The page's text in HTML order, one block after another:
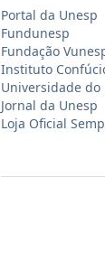
Portal da Unesp
Fundunesp
Fundação
Instituto
Universidade do
Jornal da Unesp
Loja Oficial